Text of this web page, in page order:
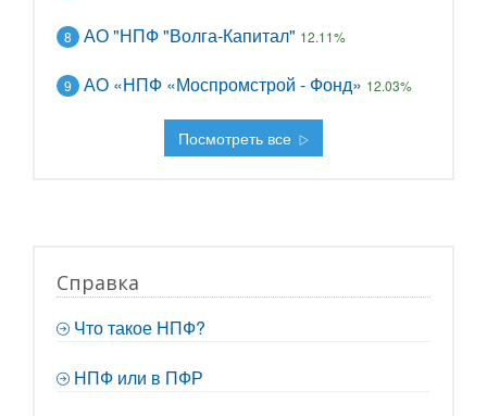
8 АО "НПФ "Волга-Капитал" 12.11%
9 АО «НПФ «Моспромстрой - Фонд» 12.03%
Посмотреть все
Справка
Что такое НПФ?
НПФ или в ПФР